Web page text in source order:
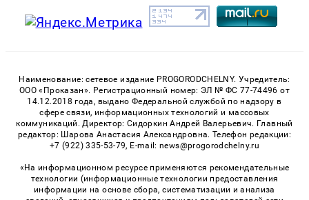
Наименование: сетевое издание PROGORODCHELNY. Учредитель:
ООО «Проказан». Регистрационный номер: ЭЛ № ФС 77-74496 от
14.12.2018 года, выдано Федеральной службой по надзору в
сфере связи, информационных технологий и массовых
коммуникаций. Директор: Сидоркин Андрей Валерьевич. Главный
редактор: Шарова Анастасия Александровна. Телефон редакции:
+7 (922) 335-53-79, E-mail: news@progorodchelny.ru
«На информационном ресурсе применяются рекомендательные
технологии (информационные технологии предоставления
информации на основе сбора, систематизации и анализа